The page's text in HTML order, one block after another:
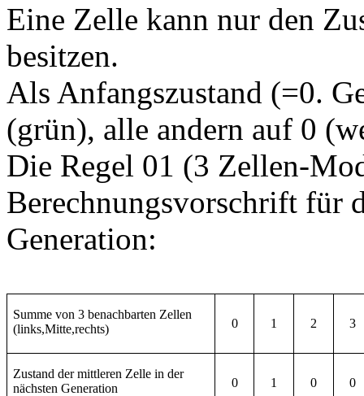
Eine Zelle kann nur den
besitzen.
Als Anfangszustand (=0.
(grün), alle andern auf 0
Die Regel 01 (3 Zellen-
Berechnungsvorschrift für
Generation:
Summe von 3 benachbarten Zellen
(links,Mitte,rechts)
0 1 2 3
Zustand der mittleren Zelle in der
nächsten Generation
0 1 0 0